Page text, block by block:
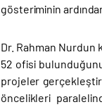
gösteriminin
Dr. Rahman Nurdun
52 ofisi
projeler
öncelikleri